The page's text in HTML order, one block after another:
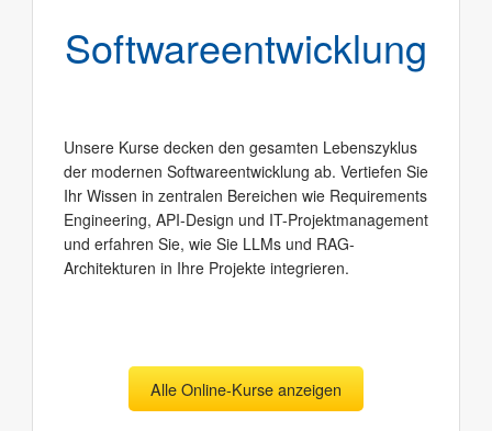
Software­entwicklung
Unsere Kurse decken den gesamten Lebenszyklus
der modernen Softwareentwicklung ab. Vertiefen Sie
Ihr Wissen in zentralen Bereichen wie Requirements
Engineering, API-Design und IT-Projektmanagement
und erfahren Sie, wie Sie LLMs und RAG-
Architekturen in Ihre Projekte integrieren.
Alle Online-Kurse anzeigen